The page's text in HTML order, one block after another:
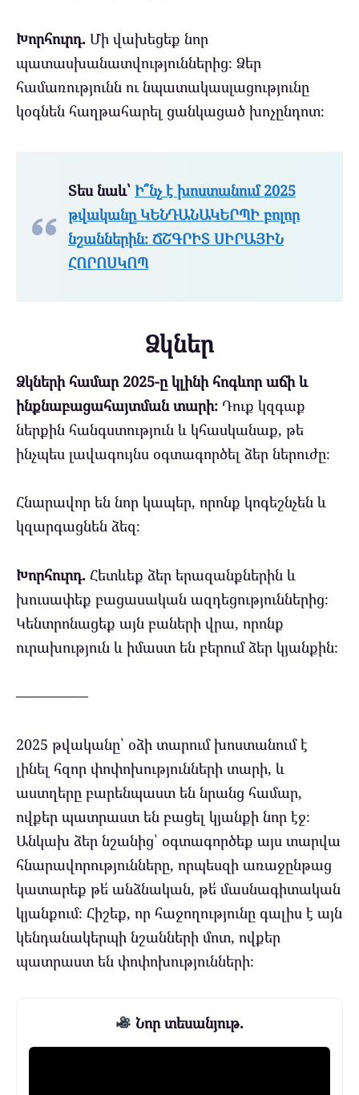
Խորհուրդ. Մի վախեցեք նոր
պատասխանատվություններից։ Ձեր
համառությունն ու նպատակասլացությունը
կօգնեն հաղթահարել ցանկացած խոչընդոտ։
Տես նաև՝ Ի՞նչ է խոստանում 2025
թվականը ԿԵՆԴԱՆԱԿԵՐՊԻ բոլոր
նշաններին։ ՃՇԳՐԻՏ ՍԻՐԱՅԻՆ
ՀՈՐՈՍԿՈՊ
Ձկներ
Ձկների համար 2025-ը կլինի հոգևոր աճի և
ինքնաբացահայտման տարի։ Դուք կզգաք
ներքին հանգստություն և կհասկանաք, թե
ինչպես լավագույնս օգտագործել ձեր ներուժը։
Հնարավոր են նոր կապեր, որոնք կոգեշնչեն և
կզարգացնեն ձեզ։
Խորհուրդ. Հետևեք ձեր երազանքներին և
խուսափեք բացասական ազդեցություններից։
Կենտրոնացեք այն բաների վրա, որոնք
ուրախություն և իմաստ են բերում ձեր կյանքին։
—————
2025 թվականը՝ օձի տարում խոստանում է
լինել հզոր փոփոխությունների տարի, և
աստղերը բարենպաստ են նրանց համար,
ովքեր պատրաստ են բացել կյանքի նոր էջ։
Անկախ ձեր նշանից՝ օգտագործեք այս տարվա
հնարավորությունները, որպեսզի առաջընթաց
կատարեք թե՛ անձնական, թե՛ մասնագիտական
կյանքում։ Հիշեք, որ հաջողությունը գալիս է այն
կենդանակերպի նշանների մոտ, ովքեր
պատրաստ են փոփոխությունների։
Նոր տեսանյութ.